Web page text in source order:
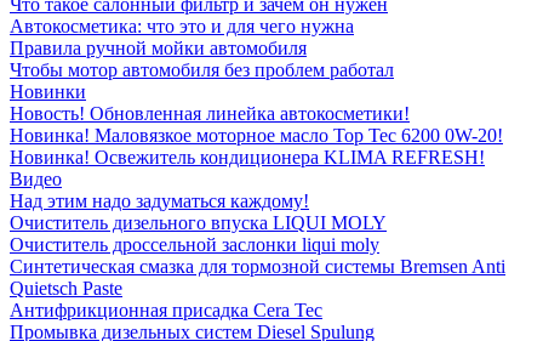
Что такое салонный фильтр и зачем он нужен
Автокосметика: что это и для чего нужна
Правила ручной мойки автомобиля
Чтобы мотор автомобиля без проблем работал
Новинки
Новость! Обновленная линейка автокосметики!
Новинка! Маловязкое моторное масло Top Tec 6200 0W-20!
Новинка! Освежитель кондиционера KLIMA REFRESH!
Видео
Над этим надо задуматься каждому!
Очиститель дизельного впуска LIQUI MOLY
Очиститель дроссельной заслонки liqui moly
Синтетическая смазка для тормозной системы Bremsen Anti
Quietsch Paste
Антифрикционная присадка Cera Tec
Промывка дизельных систем Diesel Spulung